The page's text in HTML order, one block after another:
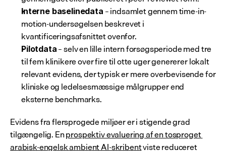
Interne baselinedata – indsamlet gennem time-in-
motion-undersøgelsen beskrevet i
kvantificeringsafsnittet ovenfor.
Pilotdata – selv en lille intern forsøgsperiode med tre
til fem klinikere over fire til otte uger genererer lokalt
relevant evidens, der typisk er mere overbevisende for
kliniske og ledelsesmæssige målgrupper end
eksterne benchmarks.
Evidens fra flersprogede miljøer er i stigende grad
tilgængelig. En prospektiv evaluering af en tosproget
arabisk-engelsk ambient AI-skribent viste reduceret